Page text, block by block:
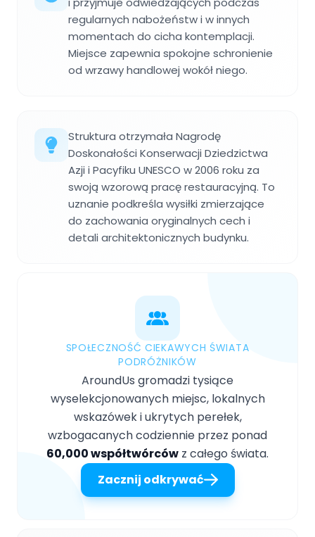
regularnych nabożeństw i w innych
momentach do cicha kontemplacji.
Miejsce zapewnia spokojne schronienie
od wrzawy handlowej wokół niego.
Struktura otrzymała Nagrodę
Doskonałości Konserwacji Dziedzictwa
Azji i Pacyfiku UNESCO w 2006 roku za
swoją wzorową pracę restauracyjną. To
uznanie podkreśla wysiłki zmierzające
do zachowania oryginalnych cech i
detali architektonicznych budynku.
SPOŁECZNOŚĆ CIEKAWYCH ŚWIATA
PODRÓŻNIKÓW
AroundUs gromadzi tysiące
wyselekcjonowanych miejsc, lokalnych
wskazówek i ukrytych perełek,
wzbogacanych codziennie przez ponad
60,000 współtwórców z całego świata.
Zacznij odkrywać